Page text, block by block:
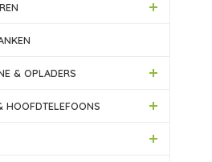
& OPLADERS
HOOFDTELEFOONS